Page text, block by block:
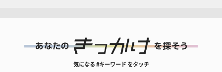
気になる #キーワード をタッチ